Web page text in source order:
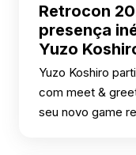
Retrocon
presença
Yuzo
Yuzo Koshiro
com meet &
seu novo game